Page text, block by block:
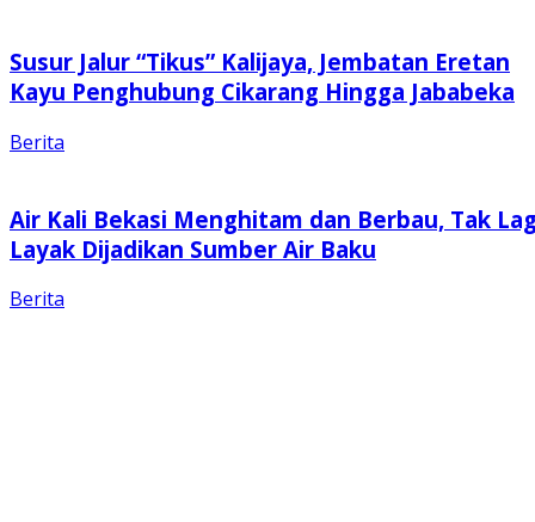
Susur Jalur “Tikus” Kalijaya, Jembatan Eretan
Kayu Penghubung Cikarang Hingga Jababeka
Berita
Air Kali Bekasi Menghitam dan Berbau, Tak
Layak Dijadikan Sumber Air Baku
Berita